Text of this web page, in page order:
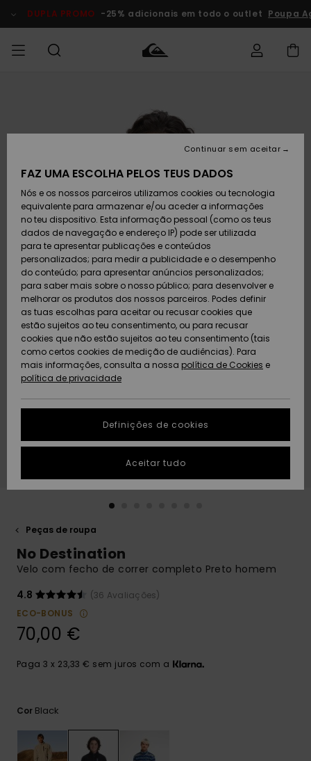
do
DUPLA PROMO -25% adicionais em todo o outlet Poupa
Calçado e
chinelos
Surfe/água
Snow
Artigos
recém-
chegados
Coleções
MENINO
Calçado e
chinelos
Surfe/água
Neve
Artigos
recém-
chegados
Highlights
MULHER
chegados
Highlights
Snow
SURF
Homem
Crianças
Highlights
Community
SNOW
Homem
Artigos
Criança
Snow Shop
Feminino
Highlights
Community
DUPLA
PROMO
Homem
Criança
Outlet
Mulher
AJUDA
Devoluções
Pagamento
Cartão
presente
Quiksilver
Freedom
Protecção de
dados
Guia de
tamanhos
conversa para
obteres a
resposta mais
conversa
respostas
para as
formulário de
SUSTAINABILITY
PRESENTE
DESEJO
Peças de roupa
No Destination
Velo com fecho de correr completo Preto homem
4.8
(36 Avaliações)
ECO-BONUS
70,00 €
Paga 3 x 23,33 € sem juros com a
Cor Black
FAZ UMA ESCOLHA PELOS TEUS DADOS
Nós e os nossos parceiros utilizamos cookies ou tecnologia
equivalente para armazenar e/ou aceder a informações
no teu dispositivo. Esta informação pessoal (como os teus
dados de navegação e endereço IP) pode ser utilizada
para te apresentar publicações e conteúdos
personalizados; para medir a publicidade e o desempenho
do conteúdo; para apresentar anúncios personalizados;
para saber mais sobre o nosso público; para desenvolver e
melhorar os produtos dos nossos parceiros. Podes definir
as tuas escolhas para aceitar ou recusar cookies que
estão sujeitos ao teu consentimento, ou para recusar
cookies que não estão sujeitos ao teu consentimento (tais
como certos cookies de medição de audiências). Para
mais informações, consulta a nossa política de Cookies e
política de privacidade
Definições de cookies
Continuar sem aceitar
Aceitar tudo